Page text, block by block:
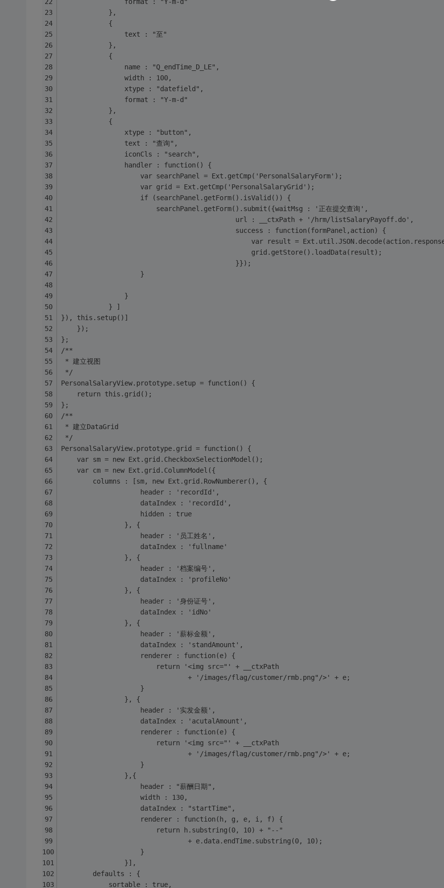
			},
			{
				text : "至"
			},
			{
				name : "Q_endTime_D_LE",
				width : 100,
				xtype : "datefield",
				format : "Y-m-d"
			},
			{
				xtype : "button",
				text : "查询",
				iconCls : "search",
				handler : function() {
					var searchPanel = Ext.getCmp('PersonalSalaryForm');
					var grid = Ext.getCmp('PersonalSalaryGrid');
					if (searchPanel.getForm().isValid()) {
						searchPanel.getForm().submit({waitMsg : '正在提交查询',
											url : __ctxPath + '/hrm/listSalaryPayoff.do',
											success : function(formPanel,action) {
var result =
												grid.getStore().loadData(result);
											}});
					}
				}
			} ]
}), this.setup()]
	});
};
/**
* 建立视图
*/
PersonalSalaryView.prototype.setup = function() {
	return this.grid();
};
/**
* 建立DataGrid
*/
PersonalSalaryView.prototype.grid = function() {
	var sm = new Ext.grid.CheckboxSelectionModel();
	var cm = new Ext.grid.ColumnModel({
		columns : [sm, new Ext.grid.RowNumberer(), {
					header : 'recordId',
					dataIndex : 'recordId',
					hidden : true
				}, {
					header : '员工姓名',
					dataIndex : 'fullname'
				}, {
					header : '档案编号',
					dataIndex : 'profileNo'
				}, {
					header : '身份证号',
					dataIndex : 'idNo'
				}, {
					header : '薪标金额',
					dataIndex : 'standAmount',
					renderer : function(e) {
						return '<img src="' + __ctxPath
								+ '/images/flag/customer/rmb.png"/>' + e;
					}
				}, {
					header : '实发金额',
					dataIndex : 'acutalAmount',
					renderer : function(e) {
						return '<img src="' + __ctxPath
								+ '/images/flag/customer/rmb.png"/>' + e;
					}
				},{
					header : "薪酬日期",
					width : 130,
					dataIndex : "startTime",
					renderer : function(h, g, e, i, f) {
						return h.substring(0, 10) + "--"
								+ e.data.endTime.substring(0, 10);
					}
				}],
		defaults : {
			sortable : true,